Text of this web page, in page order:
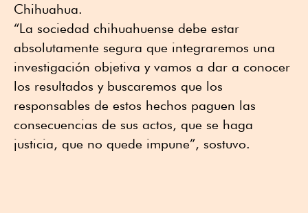
Chihuahua.
“La sociedad chihuahuense debe estar
absolutamente segura que integraremos una
investigación objetiva y vamos a dar a conocer
los resultados y buscaremos que los
responsables de estos hechos paguen las
consecuencias de sus actos, que se haga
justicia, que no quede impune”, sostuvo.